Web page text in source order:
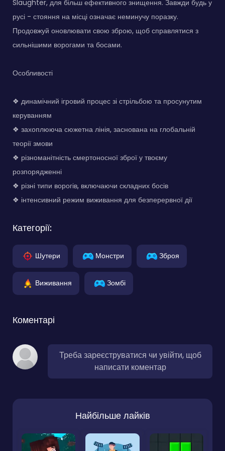
Slaughter, для більш ефективного знищення. Завжди будь у
русі - стояння на місці означає неминучу поразку.
Продовжуй оновлювати свою зброю, щоб справлятися з
сильнішими ворогами та босами.
Особливості
❖ динамічний ігровий процес зі стрільбою та просунутим
керуванням
❖ захоплююча сюжетна лінія, заснована на глобальній
теорії змови
❖ різноманітність смертоносної зброї у твоєму
розпорядженні
❖ різні типи ворогів, включаючи складних босів
❖ інтенсивний режим виживання для безперервної дії
Категорії:
Шутери Монстри Зброя
Виживання Зомбі
Коментарі
Треба зареєструватися чи увійти, щоб
написати коментар
Найбільше лайків